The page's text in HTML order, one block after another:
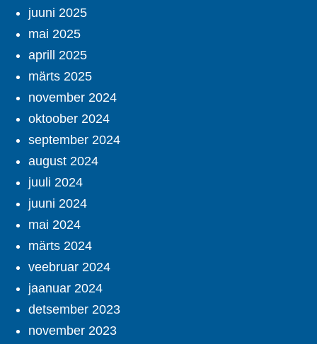
juuni 2025
mai 2025
aprill 2025
märts 2025
november 2024
oktoober 2024
september 2024
august 2024
juuli 2024
juuni 2024
mai 2024
märts 2024
veebruar 2024
jaanuar 2024
detsember 2023
november 2023